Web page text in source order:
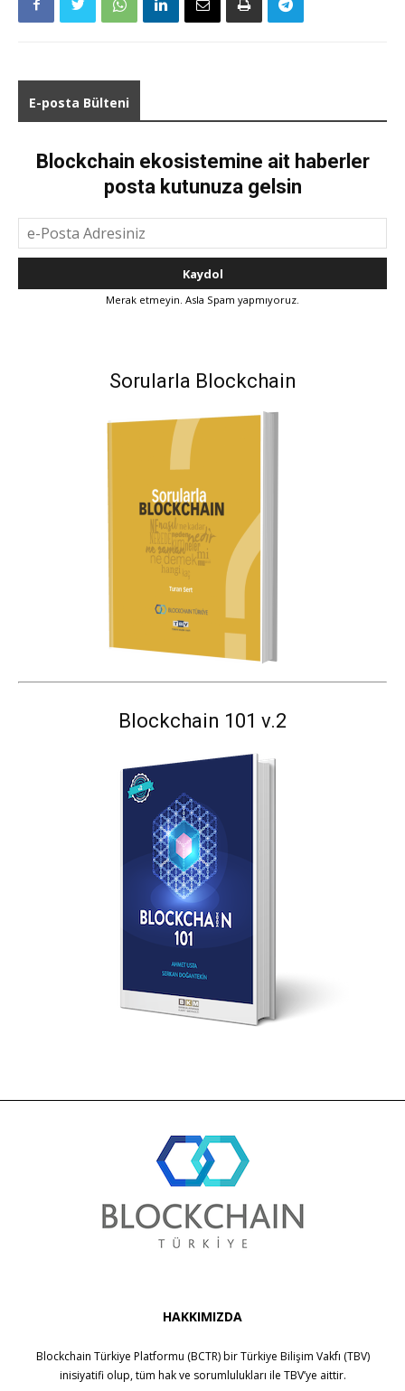
E-posta Bülteni
Blockchain ekosistemine ait haberler
posta kutunuza gelsin
Merak etmeyin. Asla Spam yapmıyoruz.
Sorularla Blockchain
Blockchain 101 v.2
HAKKIMIZDA
Blockchain Türkiye Platformu (BCTR) birTürkiye Bilişim Vakfı (TBV)
inisiyatifi olup, tüm hak ve sorumlulukları ile TBV’ye aittir.